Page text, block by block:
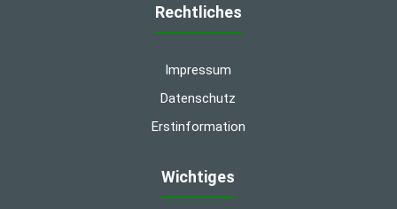
Rechtliches
Impressum
Datenschutz
Erstinformation
Wichtiges